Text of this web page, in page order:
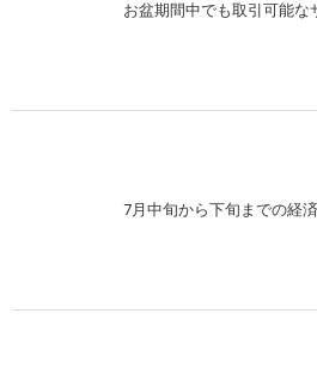
お盆期間中でも取引可能
7月中旬から下旬までの経